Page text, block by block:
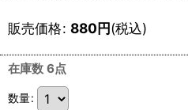
販売価格: 880円(税込)
在庫数 6点
数量: